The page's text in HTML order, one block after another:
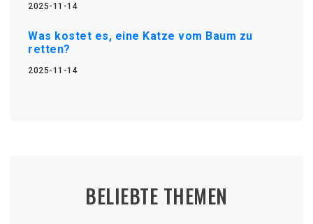
2025-11-14
Was kostet es, eine Katze vom Baum zu
retten?
2025-11-14
BELIEBTE THEMEN